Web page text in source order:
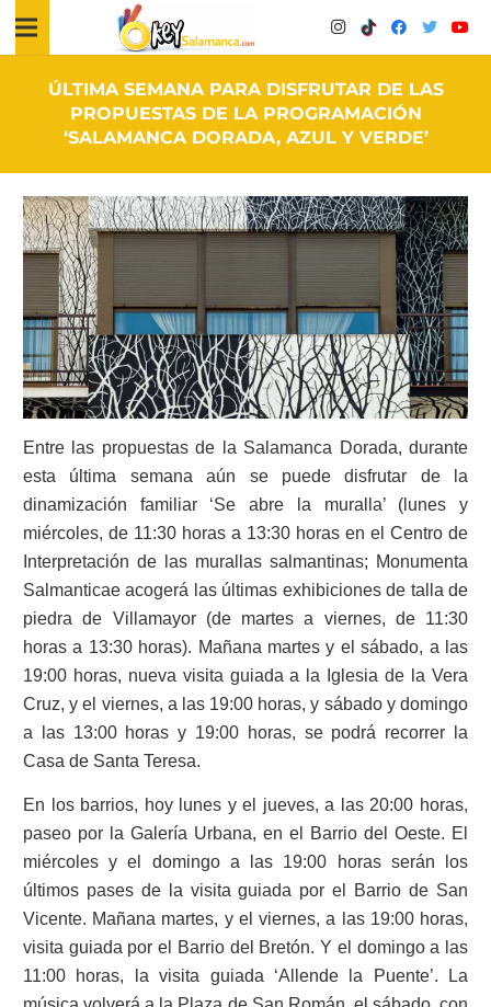
ÚLTIMA SEMANA PARA DISFRUTAR DE LAS
PROPUESTAS DE LA PROGRAMACIÓN
‘SALAMANCA DORADA, AZUL Y VERDE’
Entre las propuestas de la Salamanca Dorada, durante
esta última semana aún se puede disfrutar de la
dinamización familiar ‘Se abre la muralla’ (lunes y
miércoles, de 11:30 horas a 13:30 horas en el Centro de
Interpretación de las murallas salmantinas; Monumenta
Salmanticae acogerá las últimas exhibiciones de talla de
piedra de Villamayor (de martes a viernes, de 11:30
horas a 13:30 horas). Mañana martes y el sábado, a las
19:00 horas, nueva visita guiada a la Iglesia de la Vera
Cruz, y el viernes, a las 19:00 horas, y sábado y domingo
a las 13:00 horas y 19:00 horas, se podrá recorrer la
Casa de Santa Teresa.
En los barrios, hoy lunes y el jueves, a las 20:00 horas,
paseo por la Galería Urbana, en el Barrio del Oeste. El
miércoles y el domingo a las 19:00 horas serán los
últimos pases de la visita guiada por el Barrio de San
Vicente. Mañana martes, y el viernes, a las 19:00 horas,
visita guiada por el Barrio del Bretón. Y el domingo a las
11:00 horas, la visita guiada ‘Allende la Puente’. La